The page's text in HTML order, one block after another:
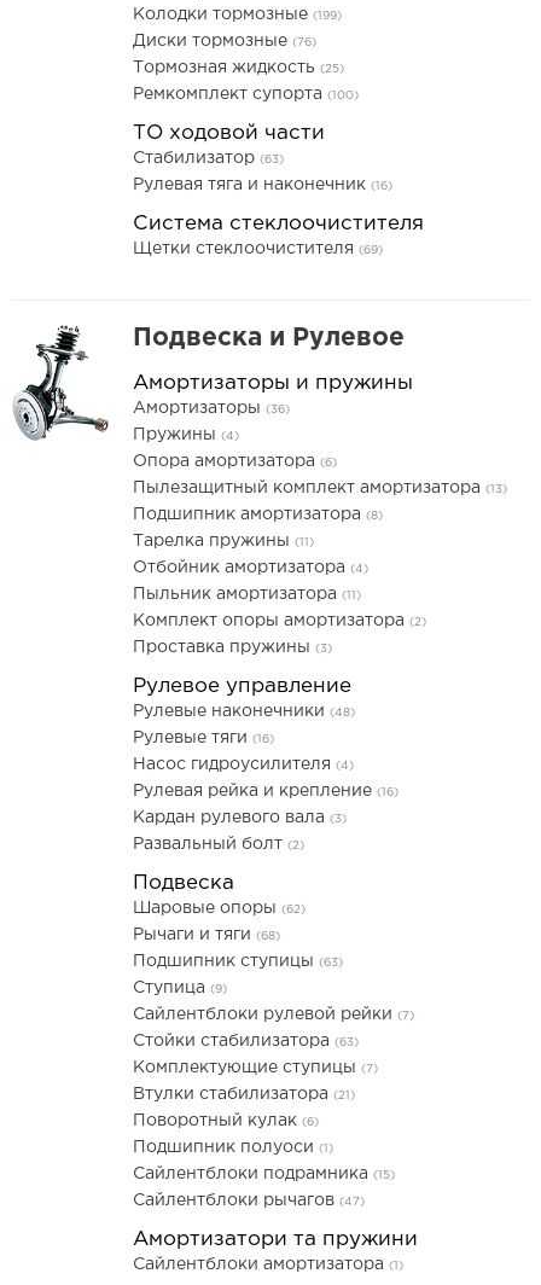
Колодки тормозные (199)
Диски тормозные (76)
Тормозная жидкость (25)
Ремкомплект супорта (100)
ТО ходовой части
Стабилизатор (63)
Рулевая тяга и наконечник (16)
Система стеклоочистителя
Щетки стеклоочистителя (69)
Подвеска и Рулевое
Амортизаторы и пружины
Амортизаторы (36)
Пружины (4)
Опора амортизатора (6)
Пылезащитный комплект амортизатора (13)
Подшипник амортизатора (8)
Тарелка пружины (11)
Отбойник амортизатора (4)
Пыльник амортизатора (11)
Комплект опоры амортизатора (2)
Проставка пружины (3)
Рулевое управление
Рулевые наконечники (48)
Рулевые тяги (16)
Насос гидроусилителя (4)
Рулевая рейка и крепление (16)
Кардан рулевого вала (3)
Развальный болт (2)
Подвеска
Шаровые опоры (62)
Рычаги и тяги (68)
Подшипник ступицы (63)
Ступица (9)
Сайлентблоки рулевой рейки (7)
Стойки стабилизатора (63)
Комплектующие ступицы (7)
Втулки стабилизатора (21)
Поворотный кулак (6)
Подшипник полуоси (1)
Сайлентблоки подрамника (15)
Сайлентблоки рычагов (47)
Амортизатори та пружини
Сайлентблоки амортизатора (1)